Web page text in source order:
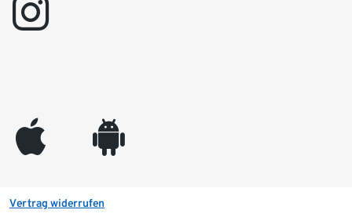
instagram
appleinc android
Vertrag widerrufen